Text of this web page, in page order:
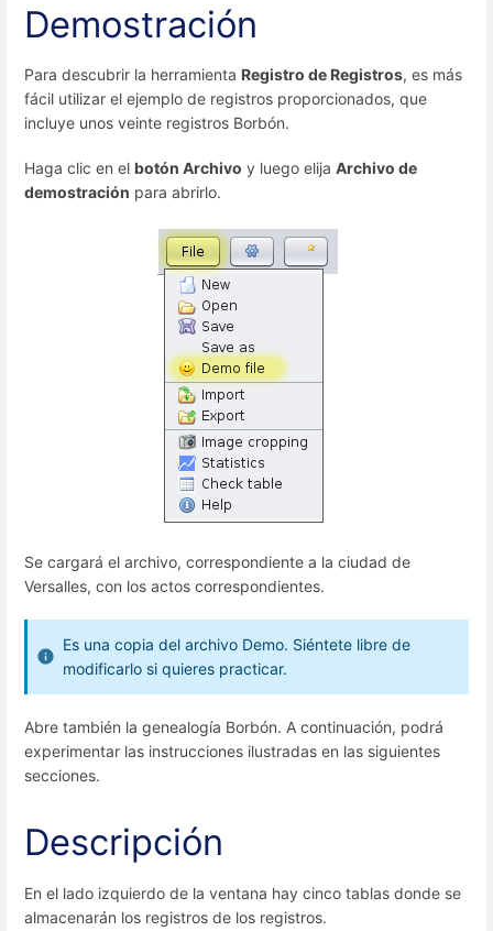
Demostración
Para descubrir la herramienta Registro de Registros, es más
fácil utilizar el ejemplo de registros proporcionados, que
incluye unos veinte registros Borbón.
Haga clic en el botón Archivo y luego elija Archivo de
demostración para abrirlo.
Se cargará el archivo, correspondiente a la ciudad de
Versalles, con los actos correspondientes.
Es una copia del archivo Demo. Siéntete libre de
modificarlo si quieres practicar.
Abre también la genealogía Borbón. A continuación, podrá
experimentar las instrucciones ilustradas en las siguientes
secciones.
Descripción
En el lado izquierdo de la ventana hay cinco tablas donde se
almacenarán los registros de los registros.